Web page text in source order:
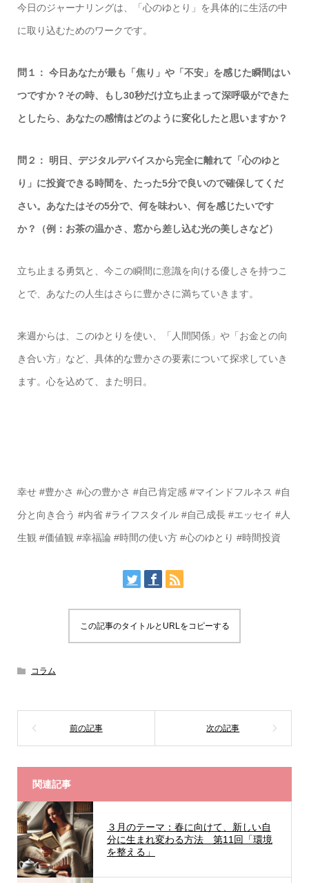
今日のジャーナリングは、「心のゆとり」を具体的に生活の中
に取り込むためのワークです。
問１： 今日あなたが最も「焦り」や「不安」を感じた瞬間はい
つですか？その時、もし30秒だけ立ち止まって深呼吸ができた
としたら、あなたの感情はどのように変化したと思いますか？
問２： 明日、デジタルデバイスから完全に離れて「心のゆと
り」に投資できる時間を、たった5分で良いので確保してくだ
さい。あなたはその5分で、何を味わい、何を感じたいです
か？（例：お茶の温かさ、窓から差し込む光の美しさなど）
立ち止まる勇気と、今この瞬間に意識を向ける優しさを持つこ
とで、あなたの人生はさらに豊かさに満ちていきます。
来週からは、このゆとりを使い、「人間関係」や「お金との向
き合い方」など、具体的な豊かさの要素について探求していき
ます。心を込めて、また明日。
幸せ #豊かさ #心の豊かさ #自己肯定感 #マインドフルネス #自
分と向き合う #内省 #ライフスタイル #自己成長 #エッセイ #人
生観 #価値観 #幸福論 #時間の使い方 #心のゆとり #時間投資
この記事のタイトルとURLをコピーする
コラム
関連記事
３月のテーマ：春に向けて、新しい自
分に生まれ変わる方法 第11回「環境
を整える」